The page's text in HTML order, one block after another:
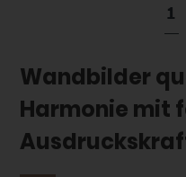
1
Wandbilder
Harmonie mit